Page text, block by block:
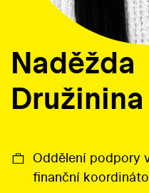
Naděžda
Družinina
Oddělení podpory
finanční